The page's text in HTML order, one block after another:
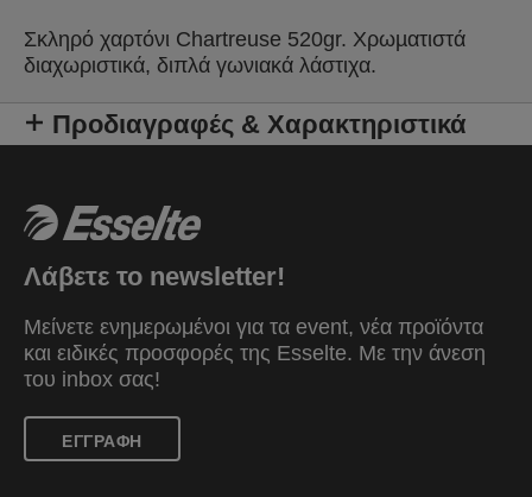
Σκληρό χαρτόνι Chartreuse 520gr. Χρωµατιστά
διαχωριστικά, διπλά γωνιακά λάστιχα.
Προδιαγραφές & Χαρακτηριστικά
Λάβετε το newsletter!
Μείνετε ενημερωμένοι για τα event, νέα προϊόντα
και ειδικές προσφορές της Esselte. Mε την άνεση
του inbox σας!
ΕΓΓΡΑΦΗ